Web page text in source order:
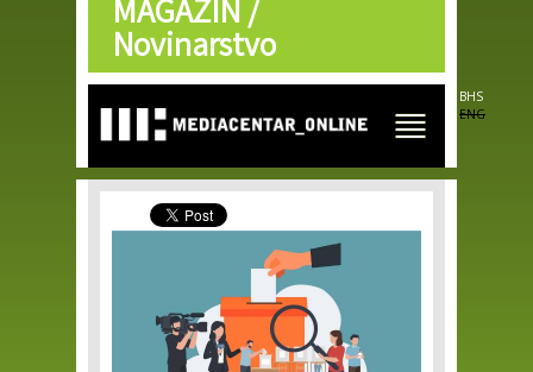
Skip to
main
content
MAGAZIN /
Novinarstvo
BHS
ENG